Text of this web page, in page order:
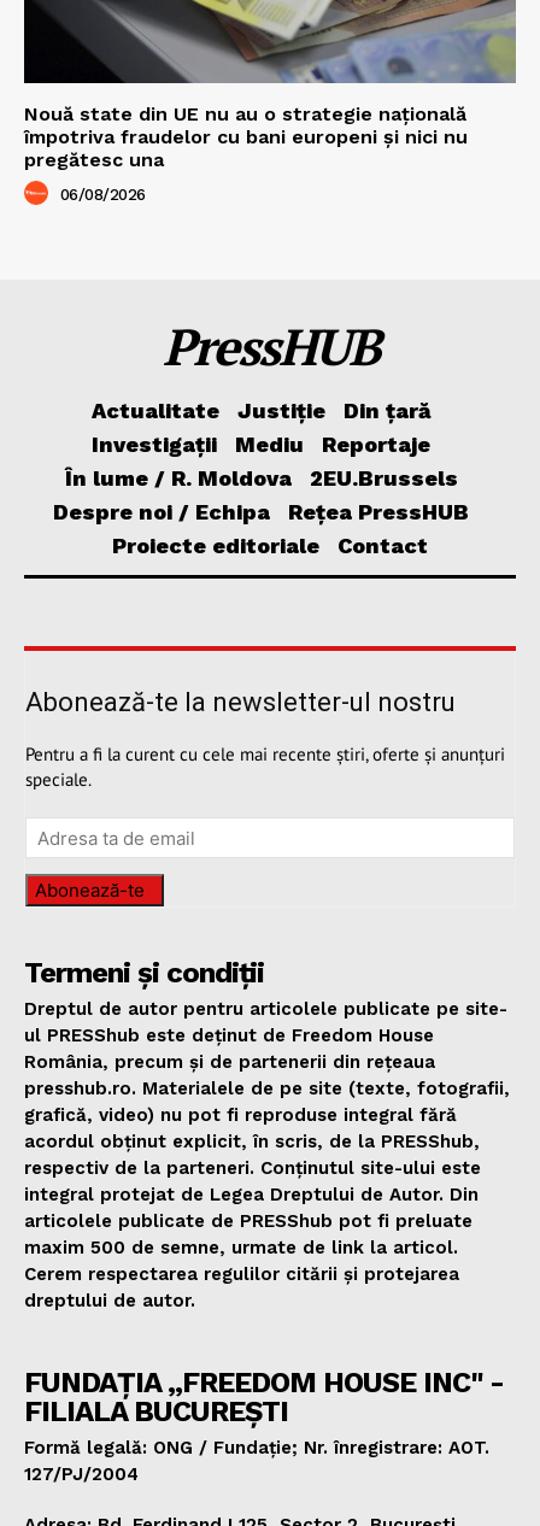
Nouă state din UE nu au o strategie națională
împotriva fraudelor cu bani europeni și nici nu
pregătesc una
06/08/2026
PressHUB
Actualitate Justiție
Din țară
Investigații
Mediu
Reportaje
În lume / R. Moldova
2EU.Brussels
Despre noi / Echipa
Rețea PressHUB
Proiecte editoriale
Contact
Abonează-te la newsletter-ul nostru
Pentru a fi la curent cu cele mai recente știri, oferte și anunțuri
speciale.
Abonează-te
Termeni și condiții
Dreptul de autor pentru articolele publicate pe site-
ul PRESShub este deținut de Freedom House
România, precum și de partenerii din rețeaua
presshub.ro. Materialele de pe site (texte, fotografii,
grafică, video) nu pot fi reproduse integral fără
acordul obținut explicit, în scris, de la PRESShub,
respectiv de la parteneri. Conținutul site-ului este
integral protejat de Legea Dreptului de Autor. Din
articolele publicate de PRESShub pot fi preluate
maxim 500 de semne, urmate de link la articol.
Cerem respectarea regulilor citării și protejarea
dreptului de autor.
FUNDAȚIA „FREEDOM HOUSE INC" -
FILIALA BUCUREȘTI
Formă legală: ONG / Fundație; Nr. înregistrare: AOT.
127/PJ/2004